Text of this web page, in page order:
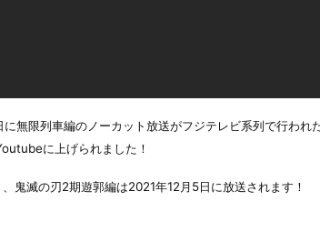
無限列車編のノーカット放送がフジテレビ系列で行われ
に上げられました！
鬼滅の刃2期遊郭編は2021年12月5日に放送されます！